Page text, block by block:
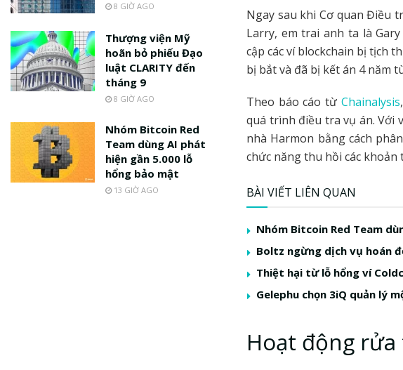
Ngay sau khi Cơ quan Điều
Larry, em trai anh ta là
cập các ví blockchain bị tịch
bị bắt và đã bị kết án 4 năm
Theo báo cáo từ Chainalysis
quá trình điều tra vụ án. Với
nhà Harmon bằng cách
chức năng thu hồi các khoản
BÀI VIẾT LIÊN QUAN
Nhóm Bitcoin Red Team
Boltz ngừng dịch vụ hoán
Thiệt hại từ lỗ hổng ví
Gelephu chọn 3iQ quản lý
Hoạt động
8 GIỜ AGO
Thượng viện Mỹ
hoãn bỏ phiếu Đạo
luật CLARITY đến
tháng 9
8 GIỜ AGO
Nhóm Bitcoin Red
Team dùng AI phát
hiện gần 5.000 lỗ
hổng bảo mật
13 GIỜ AGO